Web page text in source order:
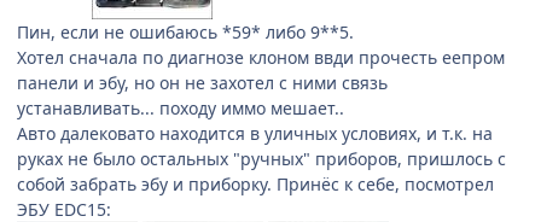
Пин, если не ошибаюсь *59* либо 9**5.
Хотел сначала по диагнозе клоном ввди прочесть еепром
панели и эбу, но он не захотел с ними связь
устанавливать... походу иммо мешает..
Авто далековато находится в уличных условиях, и т.к. на
руках не было остальных "ручных" приборов, пришлось с
собой забрать эбу и приборку. Принёс к себе, посмотрел
ЭБУ EDC15: